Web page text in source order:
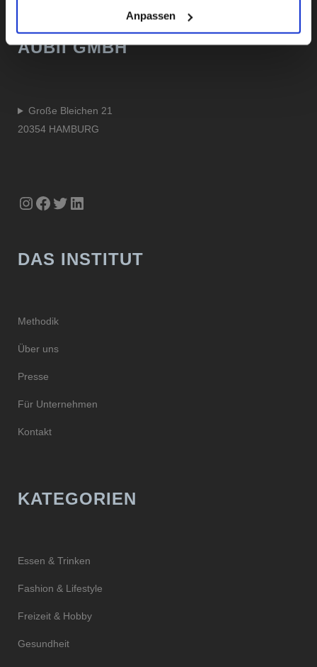
Anpassen
AUBII GMBH
Große Bleichen 21
20354 HAMBURG
Instagram
Facebook
Twitter
LinkedIn
DAS INSTITUT
Methodik
Über uns
Presse
Für Unternehmen
Kontakt
KATEGORIEN
Essen & Trinken
Fashion & Lifestyle
Freizeit & Hobby
Gesundheit